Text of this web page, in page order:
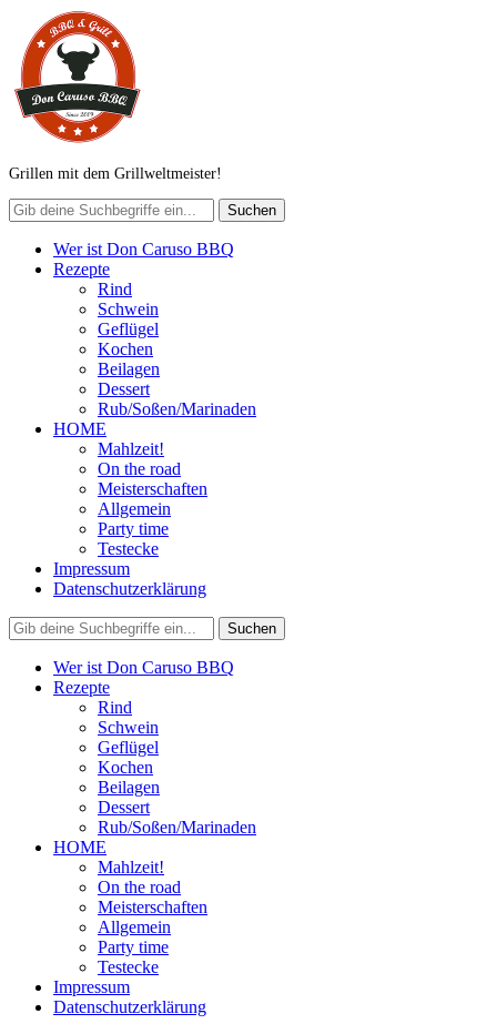
Grillen mit dem Grillweltmeister!
Wer ist Don Caruso BBQ
Rezepte
Rind
Schwein
Geflügel
Kochen
Beilagen
Dessert
Rub/Soßen/Marinaden
HOME
Mahlzeit!
On the road
Meisterschaften
Allgemein
Party time
Testecke
Impressum
Datenschutzerklärung
Wer ist Don Caruso BBQ
Rezepte
Rind
Schwein
Geflügel
Kochen
Beilagen
Dessert
Rub/Soßen/Marinaden
HOME
Mahlzeit!
On the road
Meisterschaften
Allgemein
Party time
Testecke
Impressum
Datenschutzerklärung